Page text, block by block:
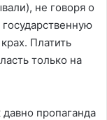
не говоря о
Платить
только на
пропаганда